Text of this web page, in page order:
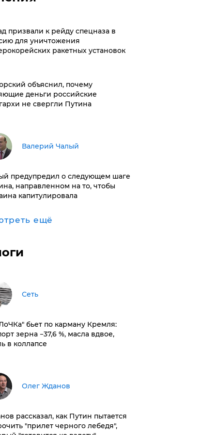
призвали к рейду спецназа в
для уничтожения
ракетных установок
объяснил, почему
деньги российские
не свергли Путина
Валерий Чалый
предупредил о следующем шаге
направленном на то, чтобы
капитулировала
ещё
Сеть
бьет по карману Кремля:
зерна −37,6 %, масла вдвое,
в коллапсе
Олег Жданов
рассказал, как Путин пытается
"прилет черного лебедя",